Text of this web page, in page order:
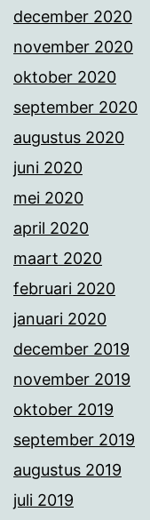
december 2020
november 2020
oktober 2020
september 2020
augustus 2020
juni 2020
mei 2020
april 2020
maart 2020
februari 2020
januari 2020
december 2019
november 2019
oktober 2019
september 2019
augustus 2019
juli 2019